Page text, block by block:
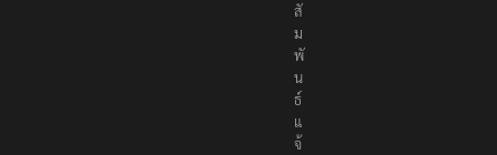
สั
ม
พั
น
ธ์
แ
จ้